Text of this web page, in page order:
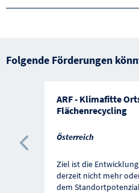
Folgende Förderungen
ARF - Klimafitte
Flächenrecycling
Österreich
Ziel ist die
derzeit nicht mehr
dem Standortpotenzial
Vorherige